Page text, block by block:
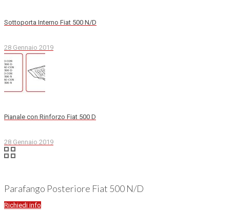
Sottoporta Interno Fiat 500 N/D
28 Gennaio 2019
Pianale con Rinforzo Fiat 500 D
28 Gennaio 2019
Parafango Posteriore Fiat 500 N/D
Richiedi info